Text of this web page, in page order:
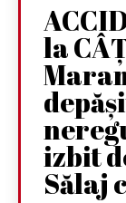
la
izbit
Sălaj